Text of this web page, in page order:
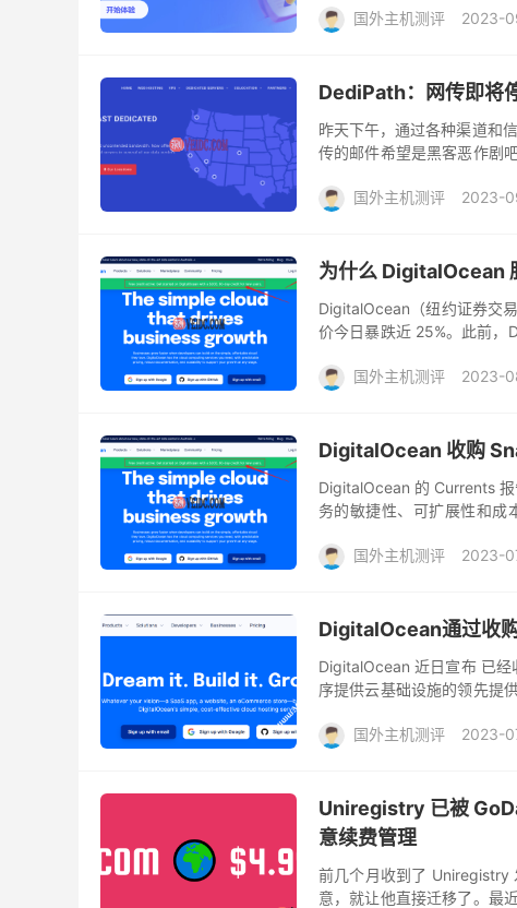
国外主机测评
2023-
DediPath：网传即将
昨天下午，通过各种渠道和
传的邮件希望是黑客恶作剧
国外主机测评
2023-
为什么 DigitalOcean
DigitalOcean（纽约证券交
价今日暴跌近 25%。此前，
国外主机测评
2023-
DigitalOcean 收购
DigitalOcean 的 Currents
务的敏捷性、可扩展性和
国外主机测评
2023-
DigitalOcean通过收
DigitalOcean 近日宣布 已
序提供云基础设施的领先提
国外主机测评
2023-
Uniregistry 已被
意续费管理
前几个月收到了 Uniregistry
意，就让他直接迁移了。最